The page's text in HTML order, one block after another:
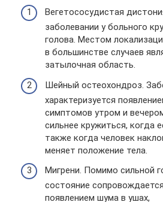
Вегетососудистая
заболевании у больного
голова. Местом
в большинстве случаев
затылочная область.
Шейный остеохондроз.
характеризуется
симптомов утром и
сильнее кружиться, когда
также когда человек
меняет положение тела.
Мигрени. Помимо сильной
состояние
появлением шума в ушах,